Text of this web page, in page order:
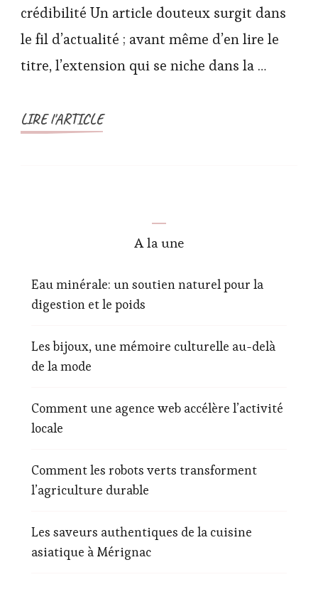
crédibilité Un article douteux surgit dans
le fil d’actualité ; avant même d’en lire le
titre, l’extension qui se niche dans la …
LIRE l'ARTICLE
A la une
Eau minérale: un soutien naturel pour la
digestion et le poids
Les bijoux, une mémoire culturelle au-delà
de la mode
Comment une agence web accélère l’activité
locale
Comment les robots verts transforment
l’agriculture durable
Les saveurs authentiques de la cuisine
asiatique à Mérignac